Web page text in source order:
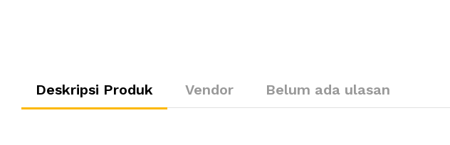
Deskripsi Produk Vendor Belum ada ulasan